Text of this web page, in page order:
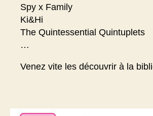
Spy x Family
Ki&Hi
The Quintessential Quintuplets
…
Venez vite les découvrir à la